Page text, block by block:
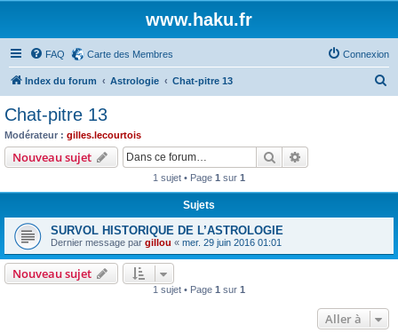
www.haku.fr
FAQ Carte des Membres Connexion
Index du forum Astrologie Chat-pitre 13
Chat-pitre 13
Modérateur : gilles.lecourtois
Nouveau sujet Rechercher
1 sujet • Page 1 sur 1
Sujets
SURVOL HISTORIQUE DE L’ASTROLOGIE
Dernier message par gillou « mer. 29 juin 2016 01:01
Nouveau sujet
1 sujet • Page 1 sur 1
Aller à